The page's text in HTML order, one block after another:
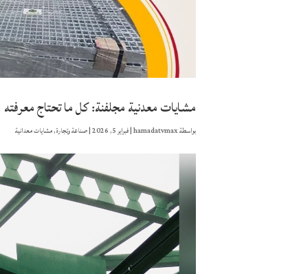
مشايات معدنية مجلفنة: كل ما تحتاج معرفته
بواسطةhamadatvmax
|فبراير 5, 2026 |صناعة وتجارة,مشايات معدانية